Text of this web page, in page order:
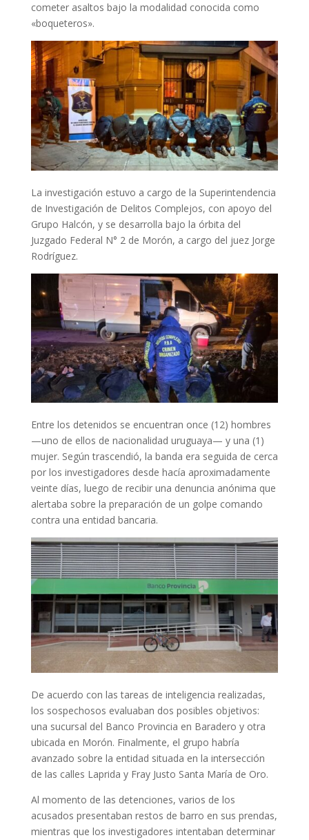
cometer asaltos bajo la modalidad conocida como
«boqueteros».
La investigación estuvo a cargo de la Superintendencia
de Investigación de Delitos Complejos, con apoyo del
Grupo Halcón, y se desarrolla bajo la órbita del
Juzgado Federal N° 2 de Morón, a cargo del juez Jorge
Rodríguez.
Entre los detenidos se encuentran once (12) hombres
—uno de ellos de nacionalidad uruguaya— y una (1)
mujer. Según trascendió, la banda era seguida de cerca
por los investigadores desde hacía aproximadamente
veinte días, luego de recibir una denuncia anónima que
alertaba sobre la preparación de un golpe comando
contra una entidad bancaria.
De acuerdo con las tareas de inteligencia realizadas,
los sospechosos evaluaban dos posibles objetivos:
una sucursal del Banco Provincia en Baradero y otra
ubicada en Morón. Finalmente, el grupo habría
avanzado sobre la entidad situada en la intersección
de las calles Laprida y Fray Justo Santa María de Oro.
Al momento de las detenciones, varios de los
acusados presentaban restos de barro en sus prendas,
mientras que los investigadores intentaban determinar